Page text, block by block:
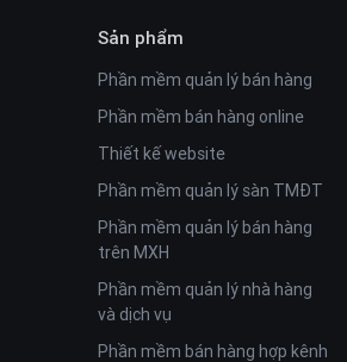
Sản phẩm
Phần mềm quản lý bán hàng
Phần mềm bán hàng online
Thiết kế website
Phần mềm quản lý sàn TMĐT
Phần mềm quản lý bán hàng
trên MXH
Phần mềm quản lý nhà hàng
và dịch vụ
Phần mềm bán hàng hợp kênh